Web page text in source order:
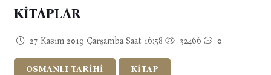
KİTAPLAR
27 Kasım 2019 Çarşamba Saat 16:58 32466 0
OSMANLI TARİHİ KİTAP